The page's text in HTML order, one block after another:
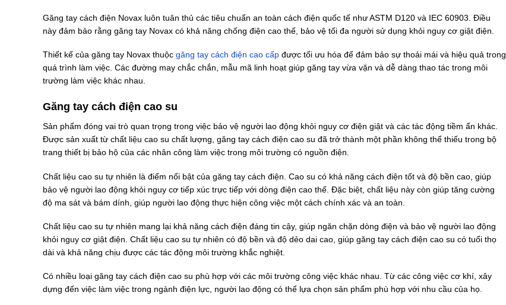
Găng tay cách điện Novax luôn tuân thủ các tiêu chuẩn an toàn cách điện quốc tế như ASTM D120 và IEC 60903. Điều
này đảm bảo rằng găng tay Novax có khả năng chống điện cao thế, bảo vệ tối đa người sử dụng khỏi nguy cơ giật điện.
Thiết kế của găng tay Novax thuộc găng tay cách điện cao cấp được tối ưu hóa để đảm bảo sự thoải mái và hiệu quả trong
quá trình làm việc. Các đường may chắc chắn, mẫu mã linh hoạt giúp găng tay vừa vặn và dễ dàng thao tác trong môi
trường làm việc khác nhau.
Găng tay cách điện cao su
Sản phẩm đóng vai trò quan trọng trong việc bảo vệ người lao động khỏi nguy cơ điện giật và các tác động tiềm ẩn khác.
Được sản xuất từ chất liệu cao su chất lượng, găng tay cách điện cao su đã trở thành một phần không thể thiếu trong bộ
trang thiết bị bảo hộ của các nhân công làm việc trong môi trường có nguồn điện.
Chất liệu cao su tự nhiên là điểm nổi bật của găng tay cách điện. Cao su có khả năng cách điện tốt và độ bền cao, giúp
bảo vệ người lao động khỏi nguy cơ tiếp xúc trực tiếp với dòng điện cao thế. Đặc biệt, chất liệu này còn giúp tăng cường
độ ma sát và bám dính, giúp người lao động thực hiện công việc một cách chính xác và an toàn.
Chất liệu cao su tự nhiên mang lại khả năng cách điện đáng tin cậy, giúp ngăn chặn dòng điện và bảo vệ người lao động
khỏi nguy cơ giật điện. Chất liệu cao su tự nhiên có độ bền và độ dẻo dai cao, giúp găng tay cách điện cao su có tuổi thọ
dài và khả năng chịu được các tác động môi trường khắc nghiệt.
Có nhiều loại găng tay cách điện cao su phù hợp với các môi trường công việc khác nhau. Từ các công việc cơ khí, xây
dựng đến việc làm việc trong ngành điện lực, người lao động có thể lựa chọn sản phẩm phù hợp với nhu cầu của họ.